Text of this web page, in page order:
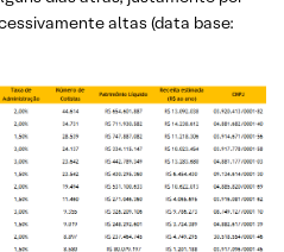
altas (data base: